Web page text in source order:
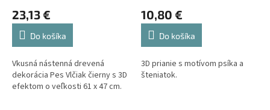
23,13 €
Do košíka
Vkusná nástenná drevená
dekorácia Pes Vlčiak čierny s 3D
efektom o veľkosti 61 x 47 cm.
10,80 €
Do košíka
3D prianie s motívom psíka a
šteniatok.